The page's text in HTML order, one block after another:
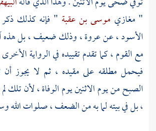
" مغازي موسى بن عقبة " فإنه كذلك
الأسود ،عنعروة ،وذلك ضعيف ، بل هذه
مع القوم ، كما تقدم تقييده في الرواية
فيحمل مطلقه على مقيده ، ثم لا يجوز
الصبح من يوم الاثنين يوم الوفاة ، لأن تلك
، بل في بيته لما به من الضعف ، صلوات الله